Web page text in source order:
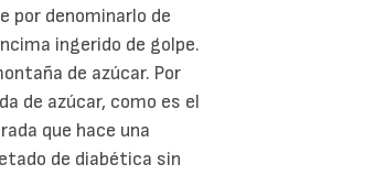
por denominarlo de
ingerido de golpe.
de azúcar. Por
de azúcar, como es el
que hace una
de diabética sin